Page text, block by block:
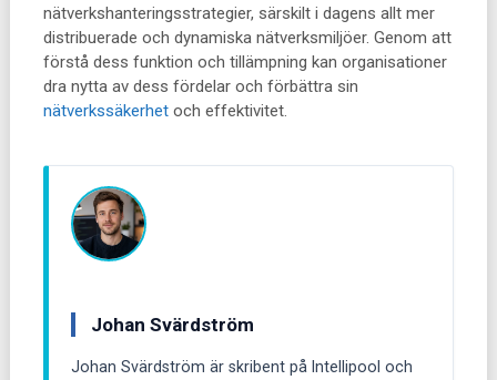
nätverkshanteringsstrategier, särskilt i dagens allt mer
distribuerade och dynamiska nätverksmiljöer. Genom att
förstå dess funktion och tillämpning kan organisationer
dra nytta av dess fördelar och förbättra sin
nätverkssäkerhetoch effektivitet.
Johan Svärdström
Johan Svärdström är skribent på Intellipool och